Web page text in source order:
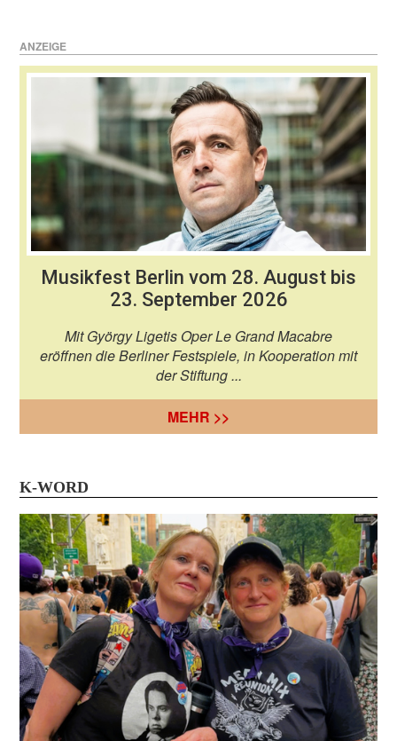
ANZEIGE
Musikfest Berlin vom 28. August bis
23. September 2026
Mit György Ligetis Oper Le Grand Macabre
eröffnen die Berliner Festspiele, in Kooperation mit
der Stiftung ...
MEHR >>
K-WORD